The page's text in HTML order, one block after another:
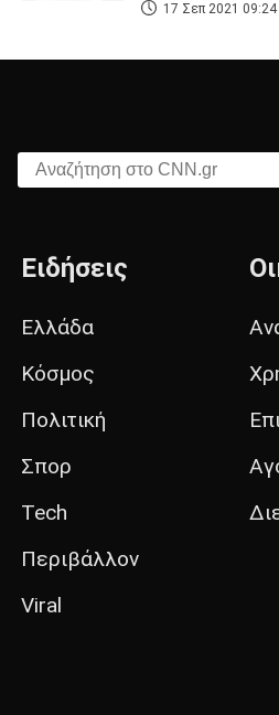
17 Σεπ 2021 09:24
Αναζήτηση στο CNN.gr
Ειδήσεις
Ελλάδα
Κόσμος
Πολιτική
Σπορ
Tech
Περιβάλλον
Viral